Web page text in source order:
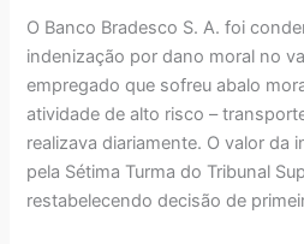
O Banco Bradesco S. A. foi
indenização por dano moral no
empregado que sofreu abalo
atividade de alto risco –
realizava diariamente. O valor da
pela Sétima Turma do Tribunal
restabelecendo decisão de